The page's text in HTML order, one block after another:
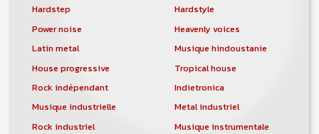
Hardstep
Hardstyle
Power noise
Heavenly voices
Latin metal
Musique hindoustanie
House progressive
Tropical house
Rock indépendant
Indietronica
Musique industrielle
Metal industriel
Rock industriel
Musique instrumentale